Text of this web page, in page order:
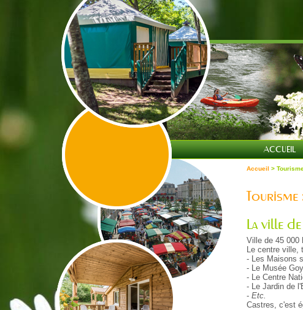
ACCUEIL
Accueil >
La ville
Ville de 45 000
Le centre ville,
- Les Maisons
- Le Musée
- Le Centre
- Le Jardin de
- Etc.
Castres, c'est